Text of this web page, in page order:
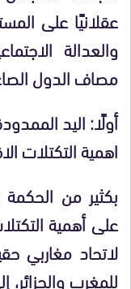
عقلانيًا على
والعدالة
مصاف الدول
أولًا: اليد
اهمية التكتلات
بكثير من الحكمة
على أهمية
لاتحاد مغاربي
للمغرب